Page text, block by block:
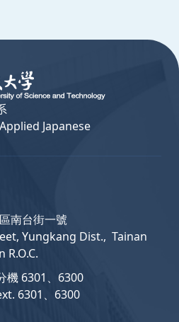
Japanese
南台街一號
Yungkang Dist.,  Tainan
R.O.C.
機 6301、6300
6301、6300